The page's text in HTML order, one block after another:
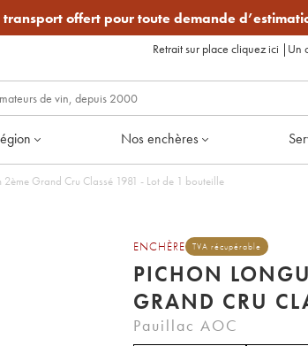
transport offert pour toute demande
Retrait sur place cliquez ici | Un
Nos enchères
2ème Grand Cru Classé 1981 - Lot de 1 bouteille
ENCHÈRE TVA récupérable
PICHON
GRAND CRU
Pauillac AOC